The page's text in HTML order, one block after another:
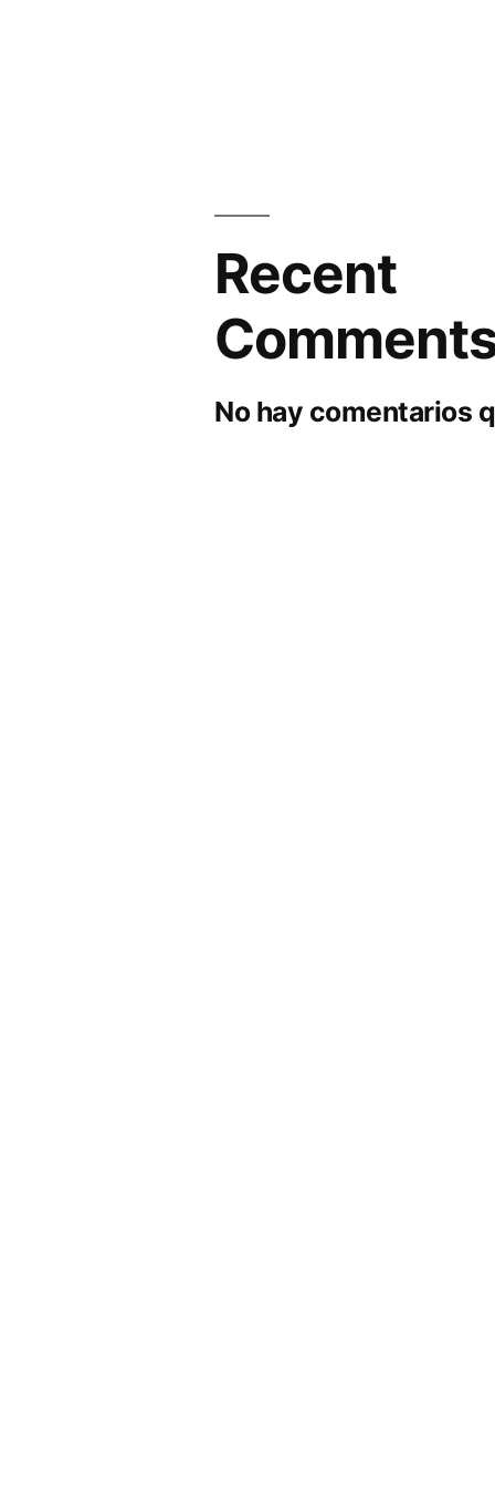
Recent
No hay comentarios